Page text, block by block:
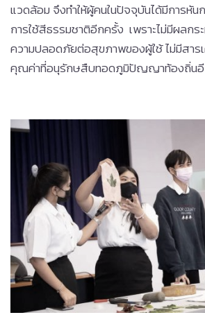
แวดล้อม จึงทำให้ผู้คนในปัจจุบันได้มีการหัน
การใช้สีธรรมชาติอีกครั้ง เพราะไม่มีผลก
ความปลอดภัยต่อสุขภาพของผู้ใช้ ไม่มีสาร
คุณค่าที่อนุรักษสืบทอดภูมิปัญญาท้องถิ่น